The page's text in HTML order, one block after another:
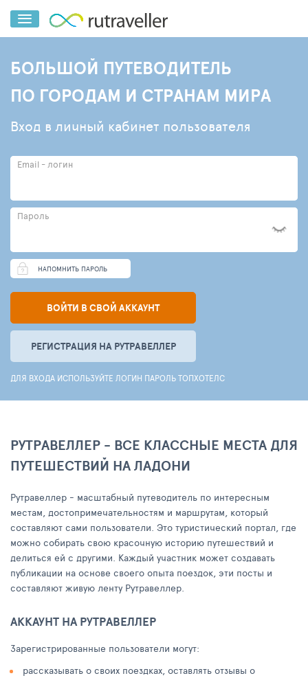
БОЛЬШОЙ ПУТЕВОДИТЕЛЬ
ПО ГОРОДАМ И СТРАНАМ МИРА
Вход в личный кабинет пользователя
Email - логин
Пароль
НАПОМНИТЬ ПАРОЛЬ
ВОЙТИ В СВОЙ АККАУНТ
РЕГИСТРАЦИЯ НА РУТРАВЕЛЛЕР
ДЛЯ ВХОДА ИСПОЛЬЗУЙТЕ ЛОГИН ПАРОЛЬ ТОПХОТЕЛС
РУТРАВЕЛЛЕР - ВСЕ КЛАССНЫЕ МЕСТА ДЛЯ
ПУТЕШЕСТВИЙ НА ЛАДОНИ
Рутравеллер - масштабный путеводитель по интересным
местам, достопримечательностям и маршрутам, который
составляют сами пользователи. Это туристический портал, где
можно собирать свою красочную историю путешествий и
делиться ей с другими. Каждый участник может создавать
публикации на основе своего опыта поездок, эти посты и
составляют живую ленту Рутравеллер.
АККАУНТ НА РУТРАВЕЛЛЕР
Зарегистрированные пользователи могут:
рассказывать о своих поездках, оставлять отзывы о